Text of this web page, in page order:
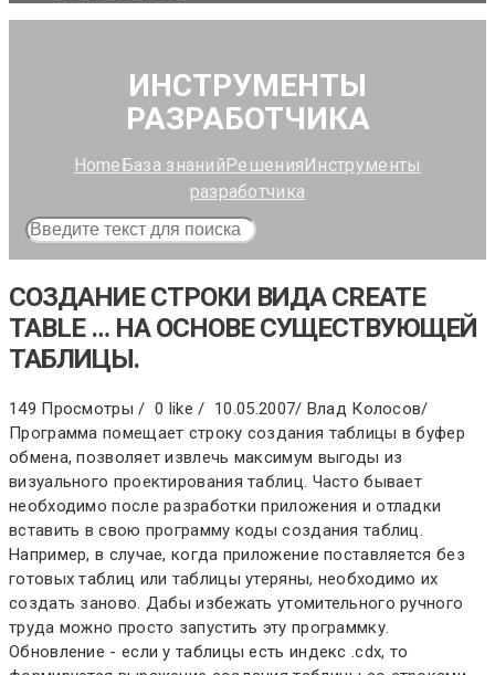
ИНСТРУМЕНТЫ
РАЗРАБОТЧИКА
HomeБаза знанийРешенияИнструменты
разработчика
СОЗДАНИЕ СТРОКИ ВИДА CREATE
TABLE … НА ОСНОВЕ СУЩЕСТВУЮЩЕЙ
ТАБЛИЦЫ.
149 Просмотры / 0 like / 10.05.2007/ Влад Колосов/
Программа помещает строку создания таблицы в буфер
обмена, позволяет извлечь максимум выгоды из
визуального проектирования таблиц. Часто бывает
необходимо после разработки приложения и отладки
вставить в свою программу коды создания таблиц.
Например, в случае, когда приложение поставляется без
готовых таблиц или таблицы утеряны, необходимо их
создать заново. Дабы избежать утомительного ручного
труда можно просто запустить эту программку.
Обновление - если у таблицы есть индекс .cdx, то